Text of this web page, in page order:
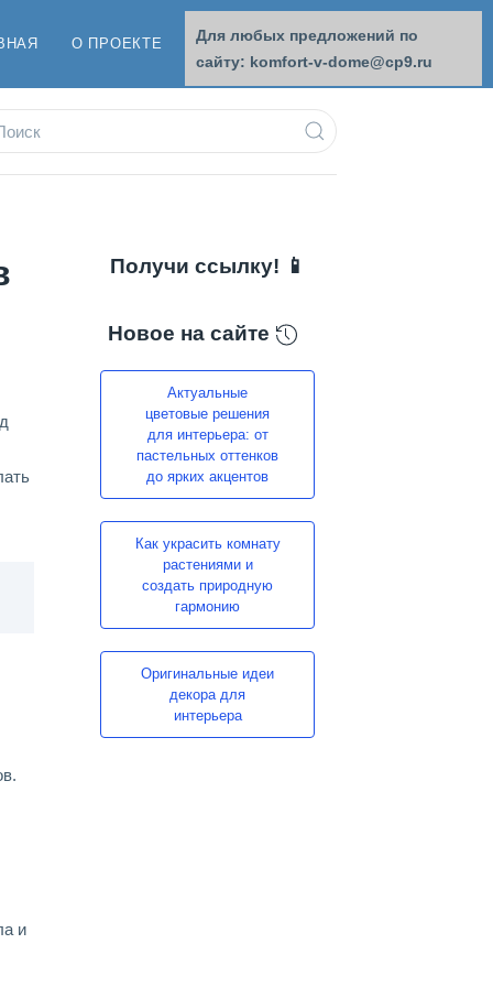
О ПРОЕКТЕ ОБРАТНАЯ СВЯЗЬ
и
Получи ссылку! 📱
Новое на сайте
Актуальные
цветовые решения
для интерьера: от
пастельных оттенков
до ярких акцентов
Как украсить комнату
растениями и
создать природную
гармонию
Оригинальные идеи
декора для
интерьера
Для любых предложений по
сайту: komfort-v-dome@cp9.ru